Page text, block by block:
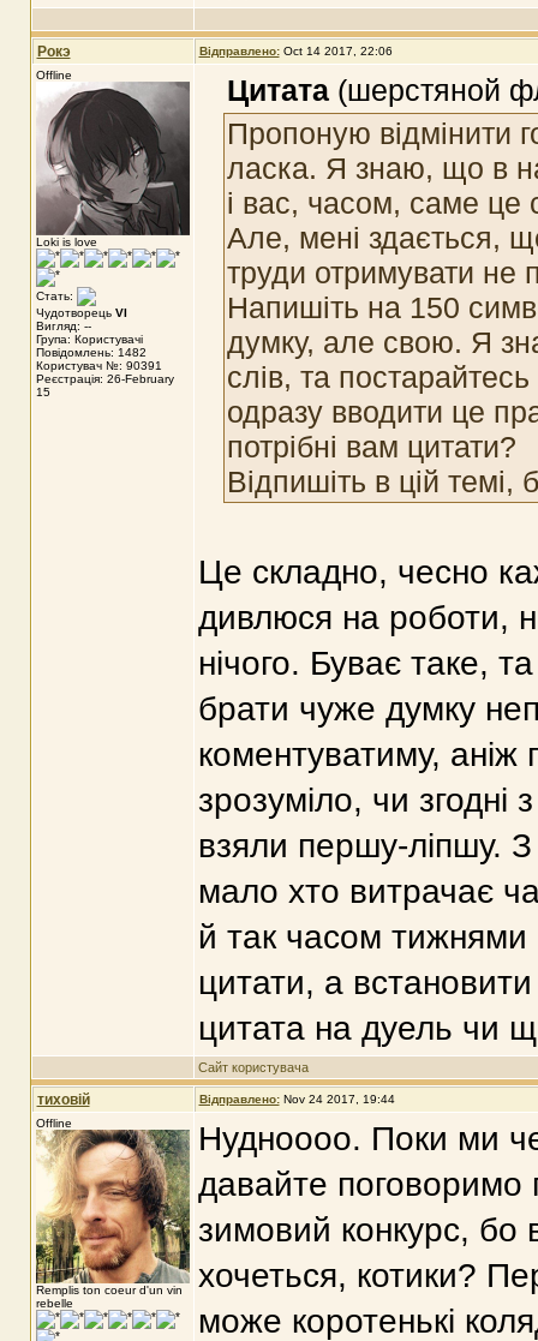
Рокэ Відправлено: Oct 14 2017, 22:06
Offline
Loki is love
Стать:
Чудотворець VI
Вигляд: --
Група: Користувачі
Повідомлень: 1482
Користувач №: 90391
Реєстрація: 26-February
15
Цитата(шерстяной
Пропоную відмінити
ласка. Я знаю, що в
і вас, часом, саме це
Але, мені здається,
труди отримувати не
Напишіть на 150
думку, але свою. Я
слів, та
одразу вводити це
потрібні вам цитати?
Відпишіть в цій
Це складно, чесно
дивлюся на роботи,
нічого. Буває таке,
брати чуже думку
коментуватиму,
зрозуміло, чи
взяли першу-ліпшу.
мало хто витрачає
й так часом
цитати, а
цитата на дуель чи
Сайт користувача
тиховій Відправлено: Nov 24 2017, 19:44
Offline
Remplis ton coeur d'un vin
rebelle
Нудноооо. Поки ми
давайте поговоримо
зимовий конкурс, бо
хочеться, котики?
може коротенькі